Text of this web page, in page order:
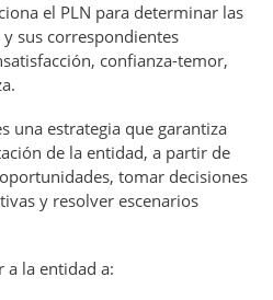
el PLN para determinar las
sus correspondientes
confianza-temor,
una estrategia que garantiza
de la entidad, a partir de
tomar decisiones
y resolver escenarios
a la entidad a: